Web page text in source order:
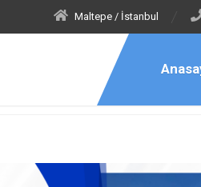
Maltepe / İstanbul